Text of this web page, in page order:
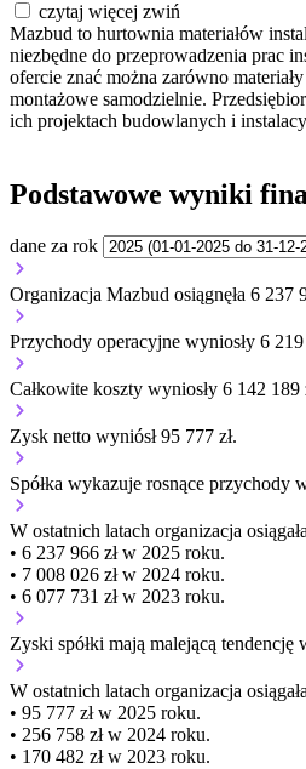
czytaj więcej zwiń
Mazbud to hurtownia materiałów
niezbędne do przeprowadzenia prac
ofercie znać można zarówno
montażowe samodzielnie.
ich projektach budowlanych i
Podstawowe wyniki
dane za rok
Organizacja Mazbud osiągnęła 6 237
Przychody operacyjne wyniosły 6 219
Całkowite koszty wyniosły 6 142 189
Zysk netto wyniósł 95 777 zł.
Spółka wykazuje rosnące przychody
W ostatnich latach organizacja
• 6 237 966 zł w 2025 roku.
• 7 008 026 zł w 2024 roku.
• 6 077 731 zł w 2023 roku.
Zyski spółki mają malejącą tendencję
W ostatnich latach organizacja
• 95 777 zł w 2025 roku.
• 256 758 zł w 2024 roku.
• 170 482 zł w 2023 roku.